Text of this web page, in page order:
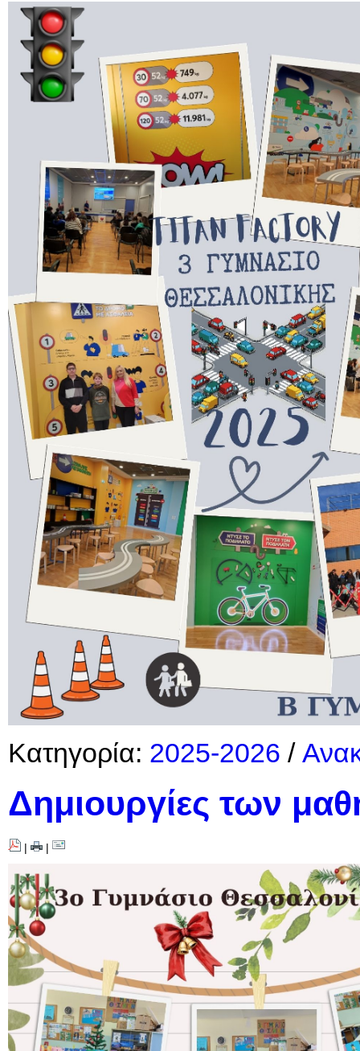
Κατηγορία: 2025-2026 /
Δημιουργίες των
| |